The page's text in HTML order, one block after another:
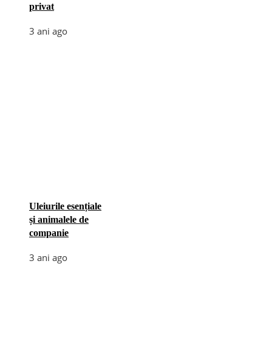
privat
3 ani ago
Uleiurile esențiale
și animalele de
companie
3 ani ago